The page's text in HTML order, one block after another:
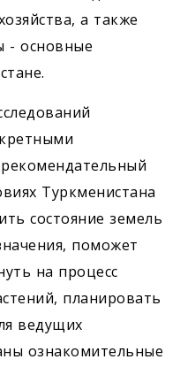
а также
- основные
Туркменистана
состояние земель
поможет
на процесс
планировать
ведущих
ознакомительные